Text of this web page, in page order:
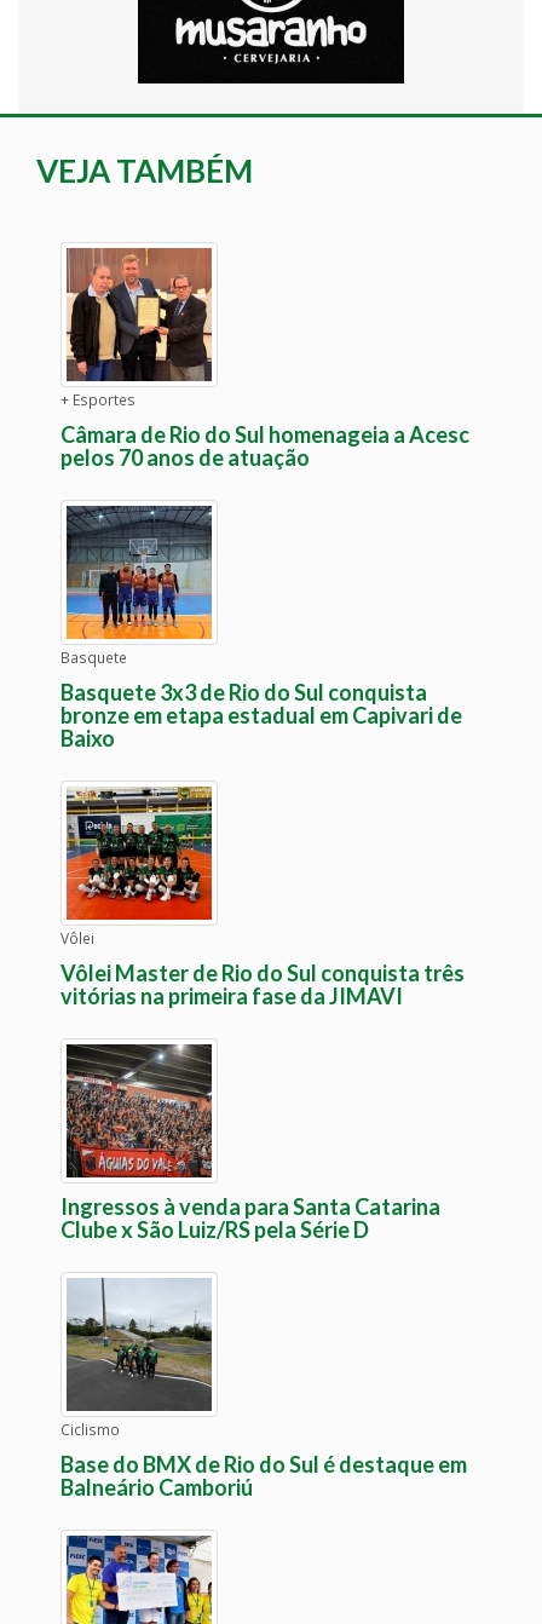
VEJA TAMBÉM
+ Esportes
Câmara de Rio do Sul homenageia a Acesc
pelos 70 anos de atuação
Basquete
Basquete 3x3 de Rio do Sul conquista
bronze em etapa estadual em Capivari de
Baixo
Vôlei
Vôlei Master de Rio do Sul conquista três
vitórias na primeira fase da JIMAVI
Ingressos à venda para Santa Catarina
Clube x São Luiz/RS pela Série D
Ciclismo
Base do BMX de Rio do Sul é destaque em
Balneário Camboriú